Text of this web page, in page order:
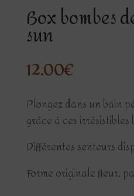
Box bombes
sun
12.00€
Plongez dans un bain
grâce à ces irrésistibles
Différentes senteurs
Forme originale fleur,